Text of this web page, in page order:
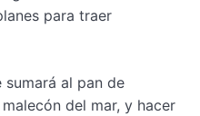
para traer
sumará al pan de
del mar, y hacer